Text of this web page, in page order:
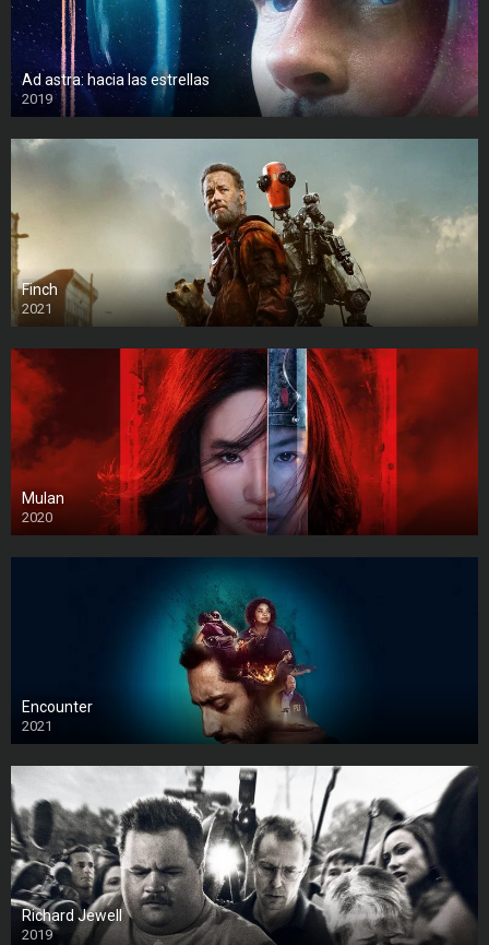
Ad astra: hacia las estrellas
2019
Finch
2021
Mulan
2020
Encounter
2021
Richard Jewell
2019